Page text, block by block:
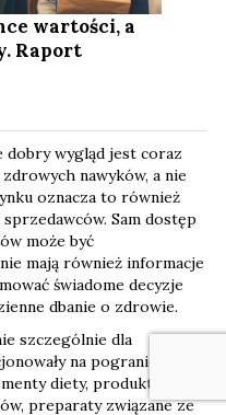
wartości, a
Raport
dobry wygląd jest coraz
nawyków, a nie
oznacza to również
Sam dostęp
może być
mają również informacje
świadome decyzje
dbanie o zdrowie.
szczególnie dla
na pograniczu
diety, produkty
preparaty związane ze